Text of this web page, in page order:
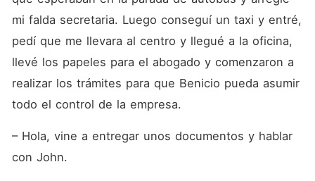
mi falda secretaria. Luego conseguí un taxi y entré,
pedí que me llevara al centro y llegué a la oficina,
llevé los papeles para el abogado y comenzaron a
realizar los trámites para que Benicio pueda asumir
todo el control de la empresa.
– Hola, vine a entregar unos documentos y hablar
con John.